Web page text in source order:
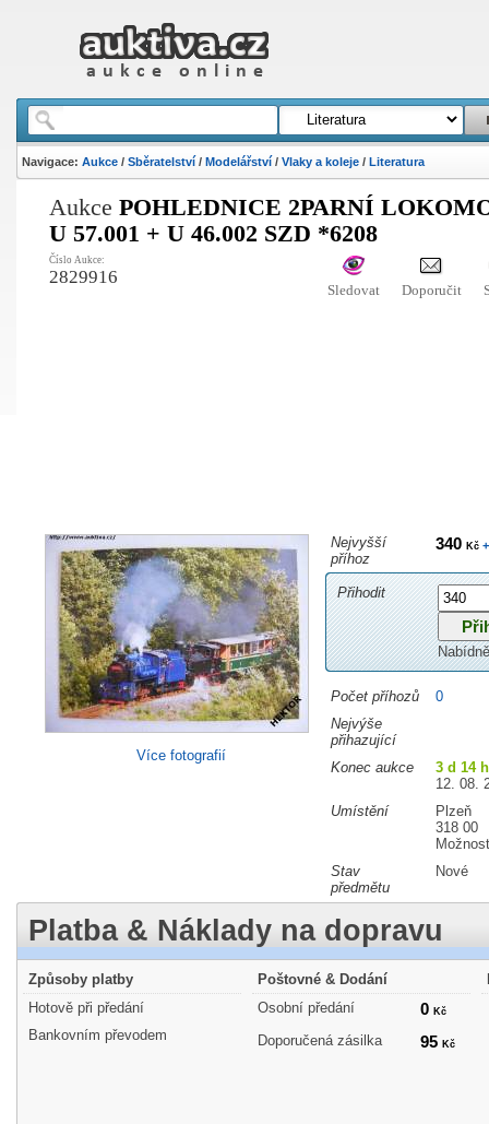
Navigace: Aukce/ Sběratelství/ Modelářství/ Vlaky a koleje/ Literatura
Aukce POHLEDNICE 2PARNÍ
U 57.001 + U 46.002 SZD *6208
Číslo Aukce:
2829916
Sledovat Doporučit
Více fotografií
Nejvyšší
příhoz
340 Kč+
Přihodit
Počet příhozů
0
Nejvýše
přihazující
Konec aukce
3 d 14
12. 08.
Umístění
Plzeň
318 00
Stav
předmětu
Nové
Platba & Náklady na dopravu
Způsoby platby
Hotově při předání
Bankovním převodem
Poštovné & Dodání
Osobní předání
0 Kč
Doporučená zásilka 95 Kč